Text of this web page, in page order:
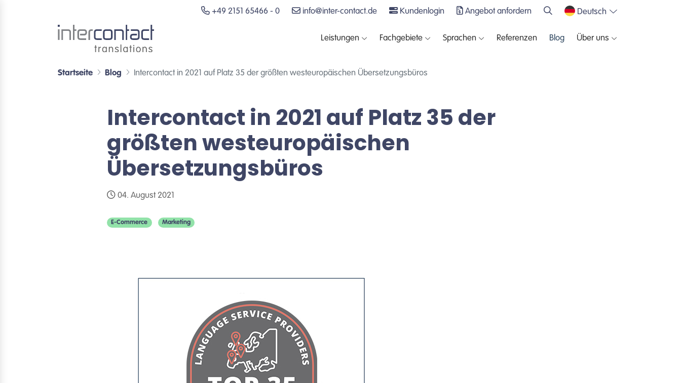
+49 2151 65466 - 0 info@inter-contact.de Kundenlogin Angebot anfordern Deutsch
Leistungen Fachgebiete Sprachen Referenzen Blog Über uns
Startseite Blog Intercontact in 2021 auf Platz 35 der größten westeuropäischen Übersetzungsbüros
Intercontact in 2021 auf Platz 35 der
größten westeuropäischen
Übersetzungsbüros
04. August 2021
E-Commerce Marketing